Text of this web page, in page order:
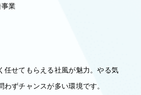
業
任せてもらえる社風が魅力。やる気
ずチャンスが多い環境です。